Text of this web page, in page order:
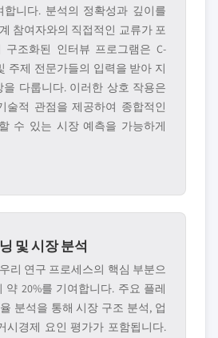
합니다. 분석의 정확성과 깊이를
참여자와의 직접적인 교류가 포
구조화된 인터뷰 프로그램은 C-
주제 전문가들의 입력을 받아 지
다룹니다. 이러한 상호 작용은
술적 관점을 제공하여 종합적인
수 있는 시장 예측을 가능하게
및 시장 분석
리 연구 프로세스의 핵심 부분으
약 20%를 기여합니다. 주요 플레
분석을 통해 시장 구조 분석, 업
시경제 요인 평가가 포함됩니다.